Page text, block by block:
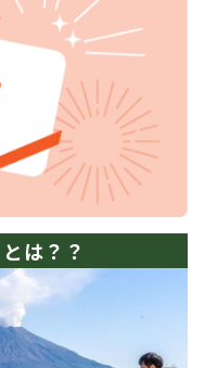
は？？